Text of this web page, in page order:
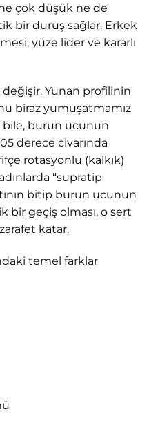
çok düşük ne de
bir duruş sağlar. Erkek
yüze lider ve kararlı
değişir. Yunan profilinin
biraz yumuşatmamız
bile, burun ucunun
derece civarında
rotasyonlu (kalkık)
“supratip
bitip burun ucunun
bir geçiş olması, o sert
katar.
temel farklar